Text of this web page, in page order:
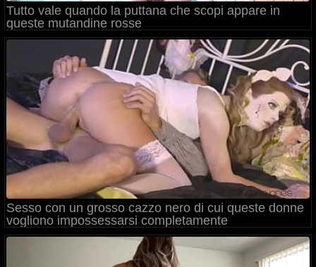
Tutto vale quando la puttana che scopi appare in
queste mutandine rosse
Sesso con un grosso cazzo nero di cui queste donne
vogliono impossessarsi completamente